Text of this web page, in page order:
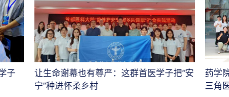
子
让生命谢幕也有尊严：这群首医学子把“安
宁”种进怀柔乡村
药学
三角